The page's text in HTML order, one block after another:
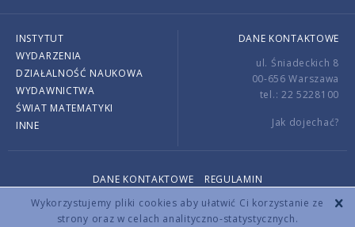
Wykorzystujemy pliki cookies aby ułatwić Ci korzystanie ze
strony oraz w celach analityczno-statystycznych.
INSTYTUT
WYDARZENIA
DZIAŁALNOŚĆ NAUKOWA
WYDAWNICTWA
ŚWIAT MATEMATYKI
INNE
DANE KONTAKTOWE
ul. Śniadeckich 8
00-656 Warszawa
tel.: 22 5228100
Jak dojechać?
DANE KONTAKTOWE
REGULAMIN
Copyright © 2026 by IMPAN. All rights reserved.